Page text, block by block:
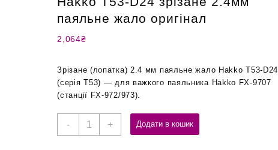
паяльне жало оригінал
2,064₴
Зрізане (лопатка) 2.4 мм паяльне жало Hakko T53-D24
(серія T53) — для важкого паяльника Hakko FX-9707
(станції FX-972/973).
-
Hakko
+ Додати в кошик